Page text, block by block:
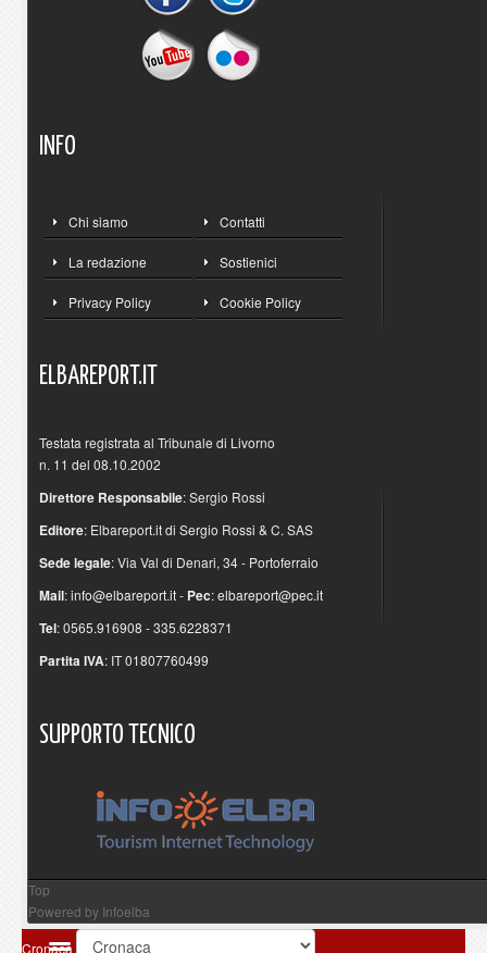
INFO
Chi siamo Contatti
La redazione Sostienici
Privacy Policy Cookie Policy
ELBAREPORT.IT
Testata registrata al Tribunale di Livorno
n. 11 del 08.10.2002
Direttore Responsabile: Sergio Rossi
Editore: Elbareport.it di Sergio Rossi & C. SAS
Sede legale: Via Val di Denari, 34 - Portoferraio
Mail:info@elbareport.it- Pec:elbareport@pec.it
Tel: 0565.916908 - 335.6228371
Partita IVA: IT 01807760499
SUPPORTO TECNICO
Top
Powered by Infoelba
Cronaca